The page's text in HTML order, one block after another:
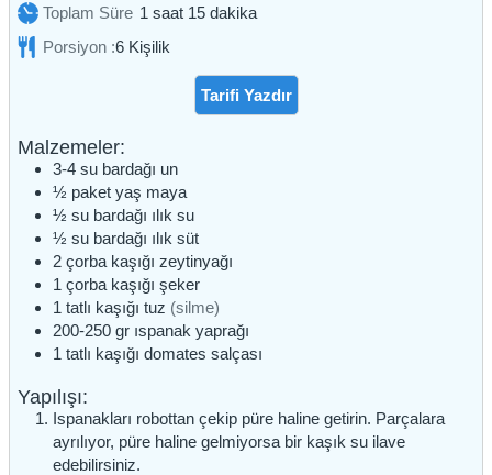
Toplam Süre 1 saat
saat 15dakika
dakika
Porsiyon :6 Kişilik
Tarifi Yazdır
Malzemeler:
3-4 su bardağı un
½ paket yaş maya
½ su bardağı ılık su
½ su bardağı ılık süt
2 çorba kaşığı zeytinyağı
1 çorba kaşığı şeker
1 tatlı kaşığı tuz (silme)
200-250 gr ıspanak yaprağı
1 tatlı kaşığı domates salçası
Yapılışı:
Ispanakları robottan çekip püre haline getirin. Parçalara
ayrılıyor, püre haline gelmiyorsa bir kaşık su ilave
edebilirsiniz.